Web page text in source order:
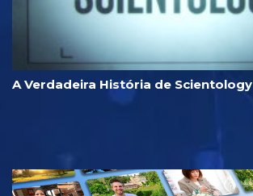
A Verdadeira História de Scientology